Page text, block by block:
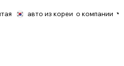
о компании отзывы
авто из кореи